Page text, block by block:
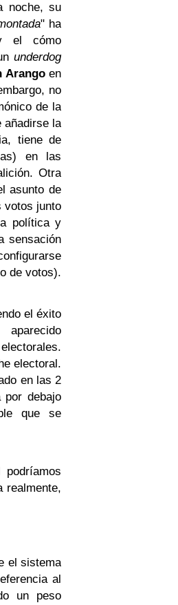
noche, su
" ha
el cómo
underdog
Arangoen
no
de la
añadirse la
tiene de
en las
Otra
asunto de
votos junto
política y
sensación
de votos).
el éxito
electoral.
en las 2
por debajo
que se
realmente,
el sistema
al
un peso